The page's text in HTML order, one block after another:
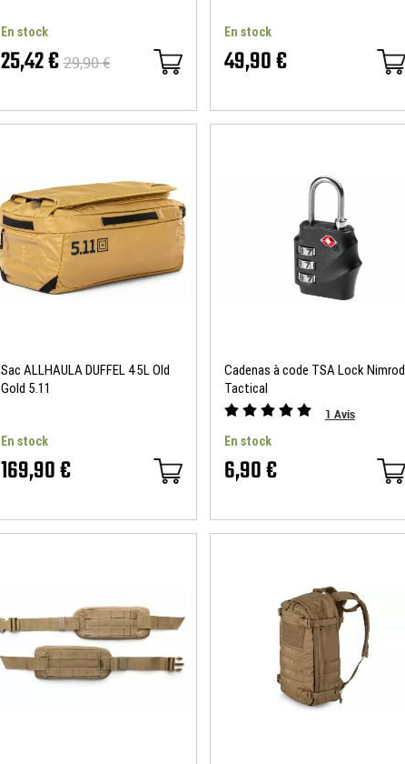
En stock
25,42 € 29,90 €
En stock
49,90 €
Sac ALLHAULA DUFFEL 45L Old
Gold 5.11
En stock
169,90 €
Cadenas à code TSA Lock Nimrod
Tactical
1 Avis
En stock
6,90 €